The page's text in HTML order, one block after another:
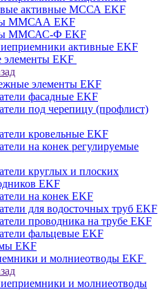
активные МССА EKF
ММСАА EKF
ММСАС-Ф EKF
активные EKF
EKF
элементы EKF
фасадные EKF
под черепицу (профлист)
кровельные EKF
на конек регулируемые
круглых и плоских
EKF
на конек EKF
для водосточных труб EKF
проводника на трубе EKF
фальцевые EKF
EKF
и молниеотводы EKF
и молниеотводы